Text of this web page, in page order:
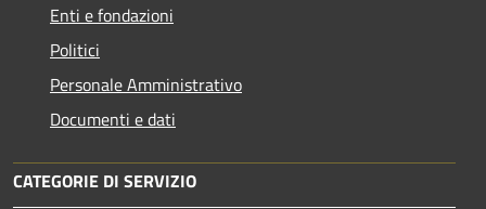
Enti e fondazioni
Politici
Personale Amministrativo
Documenti e dati
CATEGORIE DI SERVIZIO